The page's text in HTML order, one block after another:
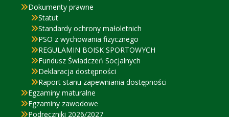
Dokumenty prawne
Statut
Standardy ochrony małoletnich
PSO z wychowania fizycznego
REGULAMIN BOISK SPORTOWYCH
Fundusz Świadczeń Socjalnych
Deklaracja dostępności
Raport stanu zapewniania dostępności
Egzaminy maturalne
Egzaminy zawodowe
Podręczniki 2026/2027